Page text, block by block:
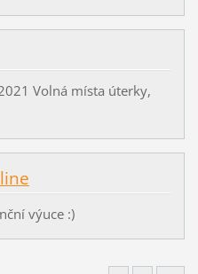
Volná místa úterky,
výuce :)